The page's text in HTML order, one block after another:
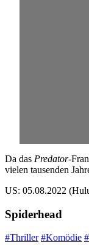
Da das Predator-
vielen tausenden
US: 05.08.2022
Spiderhead
#Thriller #Komödie